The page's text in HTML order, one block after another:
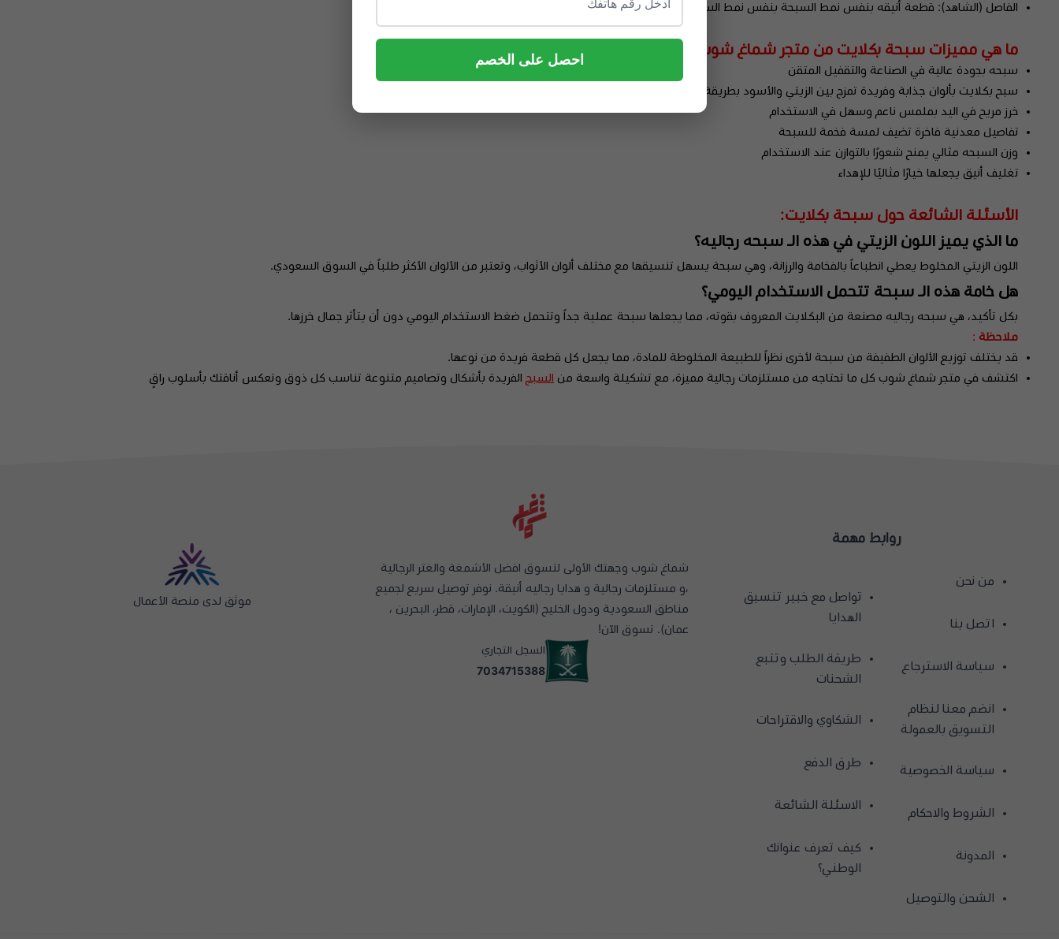
الفاصل (الشاهد): قطعة أنيقه بنفس نمط السبحة بنفس نمط السبحة لتحديد الثلث.
ما هي مميزات سبحة بكلايت من متجر شماغ شوب ؟
سبحه بجودة عالية في الصناعة والتقفيل المتقن
سبح بكلايت بألوان جذابة وفريدة تمزج بين الزيتي والأسود بطريقة أنيقة
خرز مريح في اليد بملمس ناعم وسهل في الاستخدام
تفاصيل معدنية فاخرة تضيف لمسة فخمة للسبحة
وزن السبحه مثالي يمنح شعورًا بالتوازن عند الاستخدام
تغليف أنيق يجعلها خيارًا مثاليًا للإهداء
الأسئلة الشائعة حول سبحة بكلايت:
ما الذي يميز اللون الزيتي في هذه الـ سبحه رجاليه؟
اللون الزيتي المخلوط يعطي انطباعاً بالفخامة والرزانة، وهي سبحة يسهل تنسيقها مع مختلف ألوان الأثواب، وتعتبر من الألوان الأكثر طلباً في السوق السعودي.
هل خامة هذه الـ سبحة تتحمل الاستخدام اليومي؟
بكل تأكيد، هي سبحه رجاليه مصنعة من البكلايت المعروف بقوته، مما يجعلها سبحة عملية جداً وتتحمل ضغط الاستخدام اليومي دون أن يتأثر جمال خرزها.
ملاحظة :
قد يختلف توزيع الألوان الطفيفة من سبحة لأخرى نظراً للطبيعة المخلوطة للمادة، مما يجعل كل قطعة فريدة من نوعها.
اكتشف في متجر شماغ شوب كل ما تحتاجه من مستلزمات رجالية مميزة، مع تشكيلة واسعة من السبح الفريدة بأشكال وتصاميم متنوعة تناسب كل ذوق وتعكس أناقتك بأسلوب راقٍ
روابط مهمة
من نحن
اتصل بنا
سياسة الاسترجاع
انضم معنا لنظام
التسويق بالعمولة
سياسة الخصوصية
الشروط والاحكام
المدونة
الشحن والتوصيل
تواصل مع خبير تنسيق
الهدايا
طريقة الطلب وتتبع
الشحنات
الشكاوي والاقتراحات
طرق الدفع
الاسئلة الشائعة
كيف تعرف عنوانك
الوطني؟
شماغ شوب وجهتك الأولى لتسوق افضل الأشمغة والغتر الرجالية
،و مستلزمات رجالية و هدايا رجاليه أنيقة. نوفر توصيل سريع لجميع
مناطق السعودية ودول الخليج (الكويت، الإمارات، قطر، البحرين ،
عمان). تسوق الآن!
السجل التجاري
7034715388
موثق لدى منصة الأعمال
احصل على الخصم